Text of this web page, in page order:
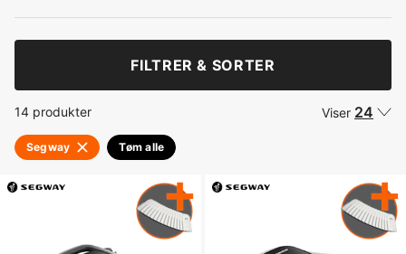
FILTRER & SORTER
14 produkter Viser 24
Segway Tøm alle